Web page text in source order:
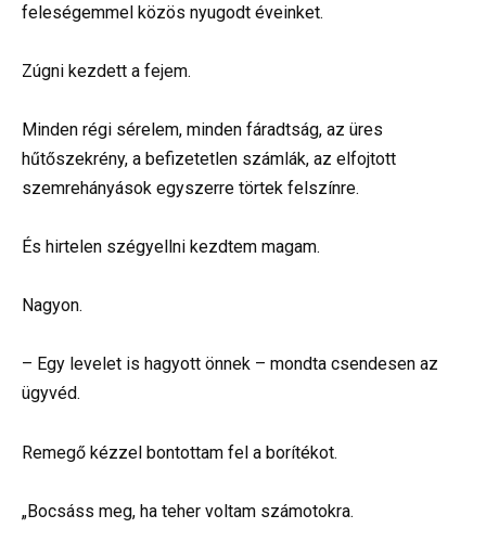
feleségemmel közös nyugodt éveinket.
Zúgni kezdett a fejem.
Minden régi sérelem, minden fáradtság, az üres
hűtőszekrény, a befizetetlen számlák, az elfojtott
szemrehányások egyszerre törtek felszínre.
És hirtelen szégyellni kezdtem magam.
Nagyon.
– Egy levelet is hagyott önnek – mondta csendesen az
ügyvéd.
Remegő kézzel bontottam fel a borítékot.
„Bocsáss meg, ha teher voltam számotokra.